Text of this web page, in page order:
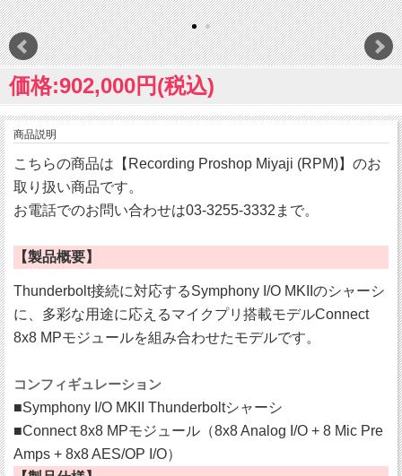
価格:902,000円(税込)
商品説明
こちらの商品は【Recording Proshop Miyaji (RPM)】のお
取り扱い商品です。
お電話でのお問い合わせは03-3255-3332まで。
【製品概要】
Thunderbolt接続に対応するSymphony I/O MKIIのシャーシ
に、多彩な用途に応えるマイクプリ搭載モデルConnect
8x8 MPモジュールを組み合わせたモデルです。
コンフィギュレーション
■Symphony I/O MKII Thunderboltシャーシ
■Connect 8x8 MPモジュール（8x8 Analog I/O + 8 Mic Pre
Amps + 8x8 AES/OP I/O）